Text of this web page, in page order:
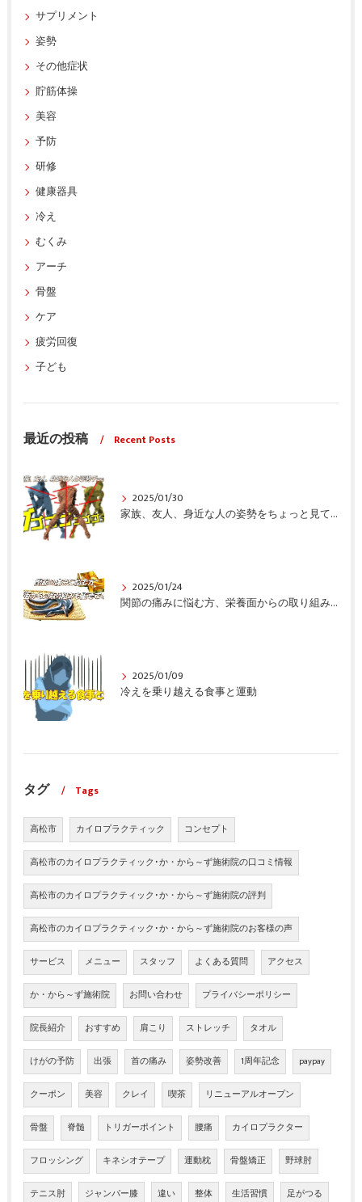
サプリメント
姿勢
その他症状
貯筋体操
美容
予防
研修
健康器具
冷え
むくみ
アーチ
骨盤
ケア
疲労回復
子ども
最近の投稿 Recent Posts
2025/01/30
家族、友人、身近な人の姿勢をちょっと見てみませんか？
2025/01/24
関節の痛みに悩む方、栄養面からの取り組みも重要ですよ！
2025/01/09
冷えを乗り越える食事と運動
タグ Tags
高松市 カイロプラクティック コンセプト
高松市のカイロプラクティック･か・から～ず施術院の口コミ情報
高松市のカイロプラクティック･か・から～ず施術院の評判
高松市のカイロプラクティック･か・から～ず施術院のお客様の声
サービス メニュー スタッフ よくある質問 アクセス
か・から～ず施術院 お問い合わせ プライバシーポリシー
院長紹介 おすすめ 肩こり ストレッチ タオル
けがの予防 出張 首の痛み 姿勢改善 1周年記念 paypay
クーポン 美容 クレイ 喫茶 リニューアルオープン
骨盤 脊髄 トリガーポイント 腰痛 カイロプラクター
フロッシング キネシオテープ 運動枕 骨盤矯正 野球肘
テニス肘 ジャンパー膝 違い 整体 生活習慣 足がつる